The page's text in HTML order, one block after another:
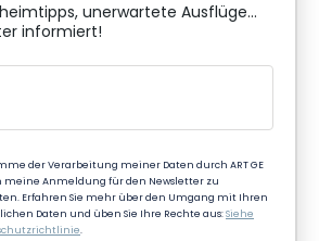
unerwartete Ausflüge...
informiert!
der Verarbeitung meiner Daten durch ART GE
meine Anmeldung für den Newsletter zu
Erfahren Sie mehr über den Umgang mit Ihren
Daten und üben Sie Ihre Rechte aus:Siehe
.